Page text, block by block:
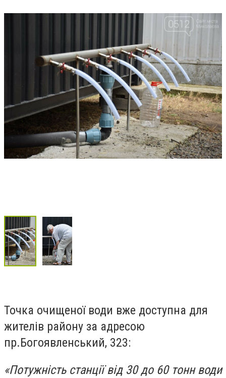
Точка очищеної води вже доступна для
жителів району за адресою
пр.Богоявленський, 323:
«Потужність станції від 30 до 60 тонн води